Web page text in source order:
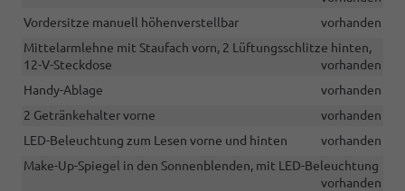
Vordersitze manuell höhenverstellbar
vorhanden
Mittelarmlehne mit Staufach vorn, 2 Lüftungsschlitze hinten,
12-V-Steckdose
vorhanden
Handy-Ablage
vorhanden
2 Getränkehalter vorne
vorhanden
LED-Beleuchtung zum Lesen vorne und hinten
vorhanden
Make-Up-Spiegel in den Sonnenblenden, mit LED-Beleuchtung
vorhanden